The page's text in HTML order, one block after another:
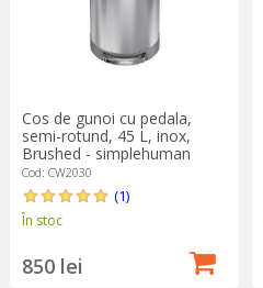
Cos de gunoi cu pedala,
semi-rotund, 45 L, inox,
Brushed - simplehuman
Cod: CW2030
(1)
În stoc
850 lei